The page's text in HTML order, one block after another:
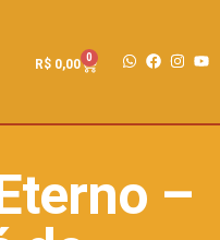
R$0,00 0
–